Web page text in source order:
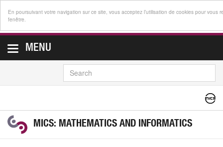
En poursuivant votre navigation sur ce site, vous acceptez l’utilisation de cookies pour vous
fenêtre.
MENU
MICS: MATHEMATICS AND INFORMATICS